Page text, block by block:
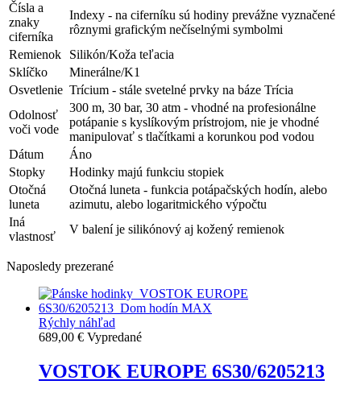
Čísla a
znaky
ciferníka
Indexy - na ciferníku sú hodiny prevážne vyznačené
rôznymi grafickým nečíselnými symbolmi
Remienok
Silikón/Koža teľacia
Sklíčko
Minerálne/K1
Osvetlenie Trícium - stále svetelné prvky na báze Trícia
Odolnosť
voči vode
300 m, 30 bar, 30 atm - vhodné na profesionálne
potápanie s kyslíkovým prístrojom, nie je vhodné
manipulovať s tlačítkami a korunkou pod vodou
Dátum
Áno
Stopky
Hodinky majú funkciu stopiek
Otočná
luneta
Otočná luneta - funkcia potápačských hodín, alebo
azimutu, alebo logaritmického výpočtu
Iná
vlastnosť
V balení je silikónový aj kožený remienok
Naposledy prezerané
Rýchly náhľad
689,00 € Vypredané
VOSTOK EUROPE 6S30/6205213